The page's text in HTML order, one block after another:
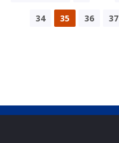
34 35 36 37